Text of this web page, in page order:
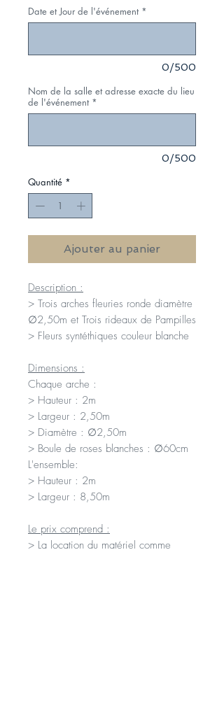
Date et Jour de l'événement *
0/500
Nom de la salle et adresse exacte du lieu
de l'événement *
0/500
Quantité *
Ajouter au panier
Description :
> Trois arches fleuries ronde diamètre
∅2,50m et Trois rideaux de Pampilles
> Fleurs syntéthiques couleur blanche
Dimensions :
Chaque arche :
> Hauteur : 2m
> Largeur : 2,50m
> Diamètre : ∅2,50m
> Boule de roses blanches : ∅60cm
L'ensemble:
> Hauteur : 2m
> Largeur : 8,50m
Le prix comprend :
> La location du matériel comme